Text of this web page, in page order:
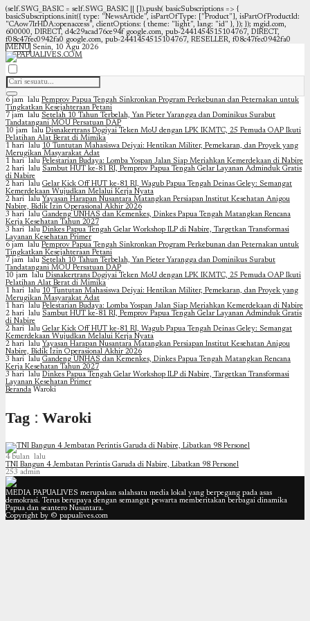
(self.SWG_BASIC = self.SWG_BASIC || []).push( basicSubscriptions => {
basicSubscriptions.init({ type: "NewsArticle", isPartOfType: ["Product"], isPartOfProductId:
"CAow7IrHDA:openaccess", clientOptions: { theme: "light", lang: "id" }, }); }); mgid.com,
600000, DIRECT, d4c29acad76ce94f google.com, pub-2441454515104767, DIRECT,
f08c47fec0942fa0 google.com, pub-2441454515104767, RESELLER, f08c47fec0942fa0
MENU Senin, 10 Agu 2026
6 jam lalu Pemprov Papua Tengah Sinkronkan Program Perkebunan dan Peternakan untuk
Tingkatkan Kesejahteraan Petani
7 jam lalu Setelah 10 Tahun Terbelah, Yan Pieter Yarangga dan Dominikus Surabut
Tandatangani MOU Persatuan DAP
10 jam lalu Disnakertrans Dogiyai Teken MoU dengan LPK IKMTC, 25 Pemuda OAP Ikuti
Pelatihan Alat Berat di Mimika
1 hari lalu 10 Tuntutan Mahasiswa Deiyai: Hentikan Militer, Pemekaran, dan Proyek yang
Merugikan Masyarakat Adat
1 hari lalu Pelestarian Budaya: Lomba Yospan Jalan Siap Meriahkan Kemerdekaan di Nabire
2 hari lalu Sambut HUT ke-81 RI, Pemprov Papua Tengah Gelar Layanan Adminduk Gratis
di Nabire
2 hari lalu Gelar Kick Off HUT ke-81 RI, Wagub Papua Tengah Deinas Geley: Semangat
Kemerdekaan Wujudkan Melalui Kerja Nyata
2 hari lalu Yayasan Harapan Nusantara Matangkan Persiapan Institut Kesehatan Anigou
Nabire, Bidik Izin Operasional Akhir 2026
3 hari lalu Gandeng UNHAS dan Kemenkes, Dinkes Papua Tengah Matangkan Rencana
Kerja Kesehatan Tahun 2027
3 hari lalu Dinkes Papua Tengah Gelar Workshop ILP di Nabire, Targetkan Transformasi
Layanan Kesehatan Primer
6 jam lalu Pemprov Papua Tengah Sinkronkan Program Perkebunan dan Peternakan untuk
Tingkatkan Kesejahteraan Petani
7 jam lalu Setelah 10 Tahun Terbelah, Yan Pieter Yarangga dan Dominikus Surabut
Tandatangani MOU Persatuan DAP
10 jam lalu Disnakertrans Dogiyai Teken MoU dengan LPK IKMTC, 25 Pemuda OAP Ikuti
Pelatihan Alat Berat di Mimika
1 hari lalu 10 Tuntutan Mahasiswa Deiyai: Hentikan Militer, Pemekaran, dan Proyek yang
Merugikan Masyarakat Adat
1 hari lalu Pelestarian Budaya: Lomba Yospan Jalan Siap Meriahkan Kemerdekaan di Nabire
2 hari lalu Sambut HUT ke-81 RI, Pemprov Papua Tengah Gelar Layanan Adminduk Gratis
di Nabire
2 hari lalu Gelar Kick Off HUT ke-81 RI, Wagub Papua Tengah Deinas Geley: Semangat
Kemerdekaan Wujudkan Melalui Kerja Nyata
2 hari lalu Yayasan Harapan Nusantara Matangkan Persiapan Institut Kesehatan Anigou
Nabire, Bidik Izin Operasional Akhir 2026
3 hari lalu Gandeng UNHAS dan Kemenkes, Dinkes Papua Tengah Matangkan Rencana
Kerja Kesehatan Tahun 2027
3 hari lalu Dinkes Papua Tengah Gelar Workshop ILP di Nabire, Targetkan Transformasi
Layanan Kesehatan Primer
Beranda Waroki
Tag : Waroki
4 bulan lalu
TNI Bangun 4 Jembatan Perintis Garuda di Nabire, Libatkan 98 Personel
253 admin
MEDIA PAPUALIVES merupakan salahsatu media lokal yang berpegang pada asas
demokrasi. Terus berupaya dengan semangat pewarta memberitakan berbagai dinamika
Papua dan seantero Nusantara.
Copyright by © papualives.com